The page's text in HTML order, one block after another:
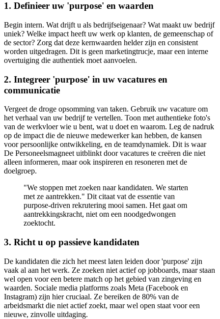
1. Definieer uw 'purpose' en waarden
Begin intern. Wat drijft u als bedrijfseigenaar? Wat maakt uw bedrijf
uniek? Welke impact heeft uw werk op klanten, de gemeenschap of
de sector? Zorg dat deze kernwaarden helder zijn en consistent
worden uitgedragen. Dit is geen marketingtrucje, maar een interne
overtuiging die authentiek moet aanvoelen.
2. Integreer 'purpose' in uw vacatures en
communicatie
Vergeet de droge opsomming van taken. Gebruik uw vacature om
het verhaal van uw bedrijf te vertellen. Toon met authentieke foto's
van de werkvloer wie u bent, wat u doet en waarom. Leg de nadruk
op de impact die de nieuwe medewerker kan hebben, de kansen
voor persoonlijke ontwikkeling, en de teamdynamiek. Dit is waar
De Personeelsmagneet uitblinkt door vacatures te creëren die niet
alleen informeren, maar ook inspireren en resoneren met de
doelgroep.
"We stoppen met zoeken naar kandidaten. We starten
met ze aantrekken." Dit citaat vat de essentie van
purpose-driven rekrutering mooi samen. Het gaat om
aantrekkingskracht, niet om een noodgedwongen
zoektocht.
3. Richt u op passieve kandidaten
De kandidaten die zich het meest laten leiden door 'purpose' zijn
vaak al aan het werk. Ze zoeken niet actief op jobboards, maar staan
wel open voor een betere match op het gebied van zingeving en
waarden. Sociale media platforms zoals Meta (Facebook en
Instagram) zijn hier cruciaal. Ze bereiken de 80% van de
arbeidsmarkt die niet actief zoekt, maar wel open staat voor een
nieuwe, zinvolle uitdaging.